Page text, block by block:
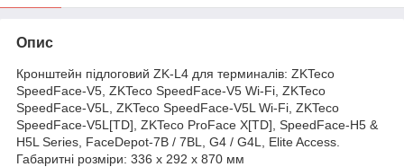
Опис
Кронштейн підлоговий ZK-L4 для терминалів: ZKTeco
SpeedFace-V5, ZKTeco SpeedFace-V5 Wi-Fi, ZKTeco
SpeedFace-V5L, ZKTeco SpeedFace-V5L Wi-Fi, ZKTeco
SpeedFace-V5L[TD], ZKTeco ProFace X[TD], SpeedFace-H5 &
H5L Series, FaceDepot-7B / 7BL, G4 / G4L, Elite Access.
Габаритні розміри: 336 x 292 x 870 мм